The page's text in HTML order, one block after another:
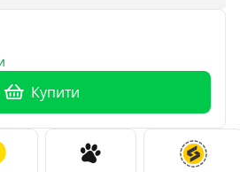
Купити